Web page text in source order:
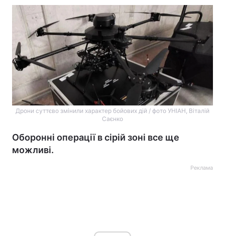
Дрони суттєво змінили характер бойових дій / фото УНІАН, Віталій
Саєнко
Оборонні операції в сірій зоні все ще
можливі.
Реклама